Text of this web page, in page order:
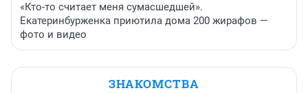
«Кто-то считает меня сумасшедшей».
Екатеринбурженка приютила дома 200 жирафов —
фото и видео
ЗНАКОМСТВА